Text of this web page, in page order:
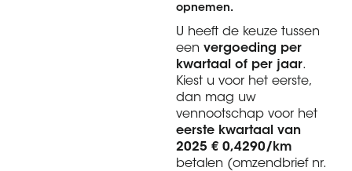
opnemen.
U heeft de keuze tussen
een vergoeding per
kwartaal of per jaar.
Kiest u voor het eerste,
dan mag uw
vennootschap voor het
eerste kwartaal van
2025 € 0,4290/km
betalen (omzendbrief nr.